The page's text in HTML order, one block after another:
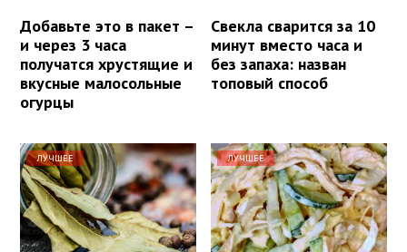
Добавьте это в пакет –
и через 3 часа
получатся хрустящие и
вкусные малосольные
огурцы
Свекла сварится за 10
минут вместо часа и
без запаха: назван
топовый способ
ЛУЧШЕЕ ЛУЧШЕЕ